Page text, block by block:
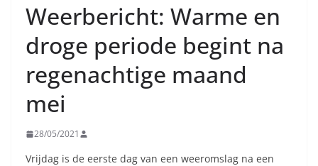
Weerbericht: Warme en
droge periode begint na
regenachtige maand
mei
28/05/2021
Vrijdag is de eerste dag van een weeromslag na een